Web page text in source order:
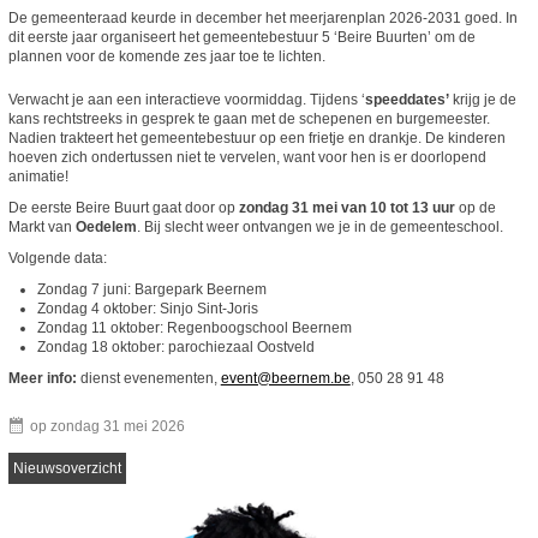
De gemeenteraad keurde in december het meerjarenplan 2026-2031 goed. In
dit eerste jaar organiseert het gemeentebestuur 5 ‘Beire Buurten’ om de
plannen voor de komende zes jaar toe te lichten.
Verwacht je aan een interactieve voormiddag. Tijdens ‘speeddates’krijg je de
kans rechtstreeks in gesprek te gaan met de schepenen en burgemeester.
Nadien trakteert het gemeentebestuur op een frietje en drankje. De kinderen
hoeven zich ondertussen niet te vervelen, want voor hen is er doorlopend
animatie!
De eerste Beire Buurt gaat door op zondag 31 mei van 10 tot 13 uurop de
Markt van Oedelem. Bij slecht weer ontvangen we je in de gemeenteschool.
Volgende data:
Zondag 7 juni: Bargepark Beernem
Zondag 4 oktober: Sinjo Sint-Joris
Zondag 11 oktober: Regenboogschool Beernem
Zondag 18 oktober: parochiezaal Oostveld
Meer info: dienst evenementen, event@beernem.be, 050 28 91 48
op zondag 31 mei 2026
Nieuwsoverzicht